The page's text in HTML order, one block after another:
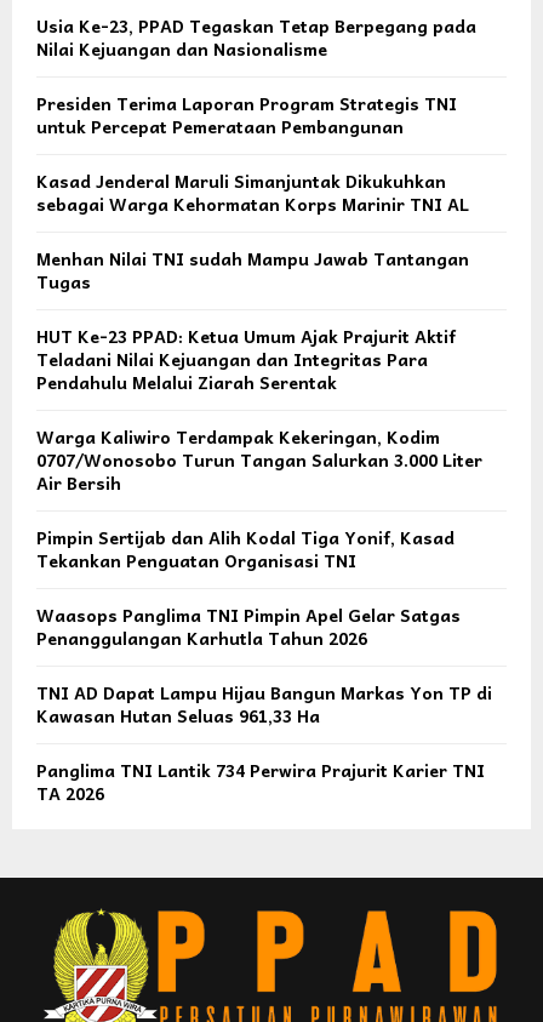
Usia Ke-23, PPAD Tegaskan Tetap Berpegang pada
Nilai Kejuangan dan Nasionalisme
Presiden Terima Laporan Program Strategis TNI
untuk Percepat Pemerataan Pembangunan
Kasad Jenderal Maruli Simanjuntak Dikukuhkan
sebagai Warga Kehormatan Korps Marinir TNI AL
Menhan Nilai TNI sudah Mampu Jawab Tantangan
Tugas
HUT Ke-23 PPAD: Ketua Umum Ajak Prajurit Aktif
Teladani Nilai Kejuangan dan Integritas Para
Pendahulu Melalui Ziarah Serentak
Warga Kaliwiro Terdampak Kekeringan, Kodim
0707/Wonosobo Turun Tangan Salurkan 3.000 Liter
Air Bersih
Pimpin Sertijab dan Alih Kodal Tiga Yonif, Kasad
Tekankan Penguatan Organisasi TNI
Waasops Panglima TNI Pimpin Apel Gelar Satgas
Penanggulangan Karhutla Tahun 2026
TNI AD Dapat Lampu Hijau Bangun Markas Yon TP di
Kawasan Hutan Seluas 961,33 Ha
Panglima TNI Lantik 734 Perwira Prajurit Karier TNI
TA 2026